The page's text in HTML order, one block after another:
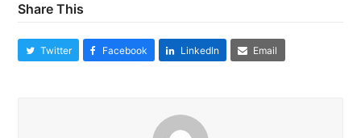
Share This
Twitter Facebook LinkedIn Email